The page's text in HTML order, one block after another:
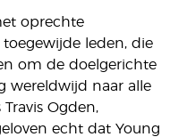
oprechte
leden, die
om de doelgerichte
wereldwijd naar alle
Ogden,
echt dat Young